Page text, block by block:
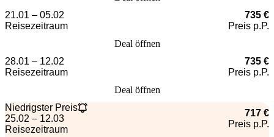
21.01 – 05.02
Reisezeitraum
735 €
Preis p.P.
Deal öffnen
28.01 – 12.02
Reisezeitraum
735 €
Preis p.P.
Deal öffnen
Niedrigster Preis
25.02 – 12.03
Reisezeitraum
717 €
Preis p.P.